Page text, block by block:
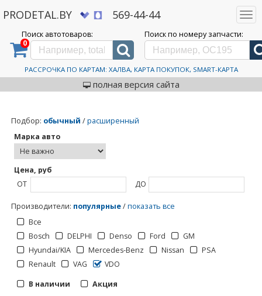
PRODETAL.BY 569-44-44
Поиск автотоваров:
0
Поиск по номеру запчасти:
РАССРОЧКА ПО КАРТАМ: ХАЛВА, КАРТА ПОКУПОК, SMART-КАРТА
полная версия сайта
Дискаунтер автозапчастей PRODETAL.BY > Каталог автотоваров > VDO
VDO
Подбор: обычный /расширенный
Марка авто
Цена, руб
ОТ
ДО
Производители: популярные/показать все
Все
Bosch
DELPHI Denso Ford
GM
Hyundai/KIA
Mercedes-Benz Nissan
PSA
Renault
VAG
VDO
В наличии
Акция
Отображать по: